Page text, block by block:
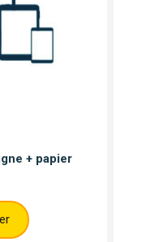
+ papier